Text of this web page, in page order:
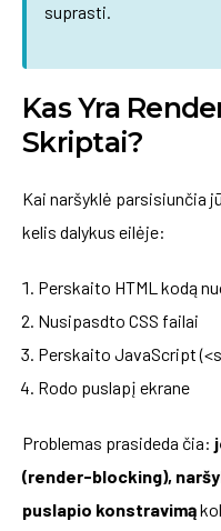
suprasti.
Kas Yra
Skriptai?
Kai naršyklė parsisiunčia
kelis dalykus eilėje:
Perskaito HTML kodą
Nusipasdto CSS failai
Perskaito JavaScript
Rodo puslapį ekrane
Problemas prasideda čia:
(render-blocking),
puslapio konstravimą